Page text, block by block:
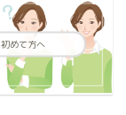
初めて方へ